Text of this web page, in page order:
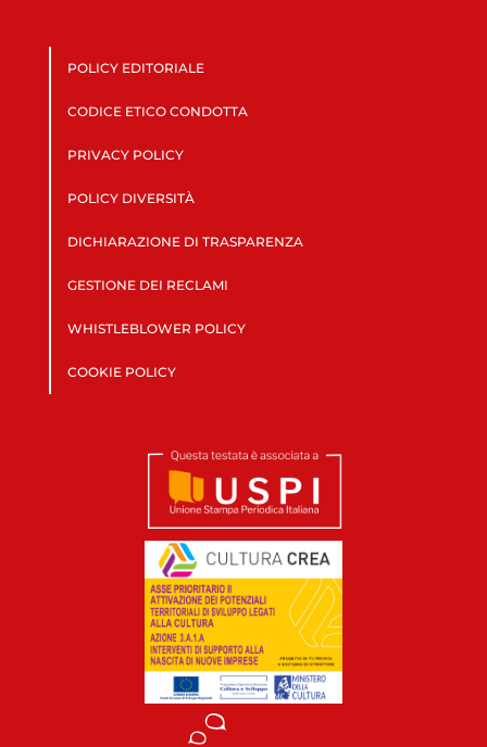
POLICY EDITORIALE
CODICE ETICO CONDOTTA
PRIVACY POLICY
POLICY DIVERSITÀ
DICHIARAZIONE DI TRASPARENZA
GESTIONE DEI RECLAMI
WHISTLEBLOWER POLICY
COOKIE POLICY